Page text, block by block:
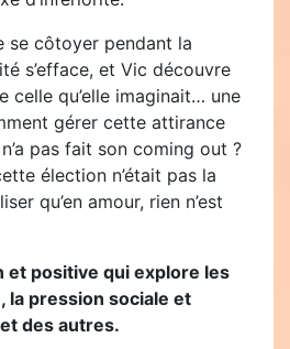
se côtoyer pendant la
s’efface, et Vic découvre
celle qu’elle imaginait… une
gérer cette attirance
pas fait son coming out ?
élection n’était pas la
qu’en amour, rien n’est
et positive qui explore les
la pression sociale et
des autres.